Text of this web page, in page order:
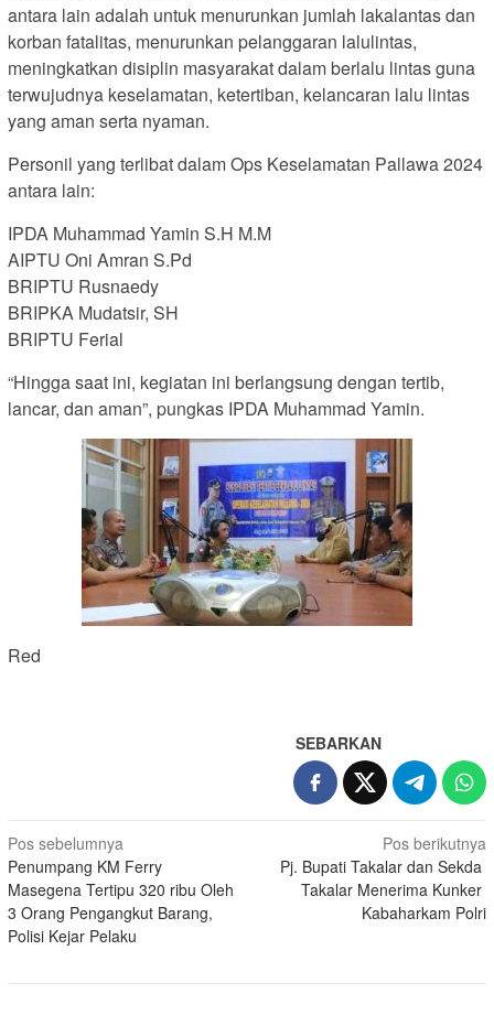
antara lain adalah untuk menurunkan jumlah lakalantas dan
korban fatalitas, menurunkan pelanggaran lalulintas,
meningkatkan disiplin masyarakat dalam berlalu lintas guna
terwujudnya keselamatan, ketertiban, kelancaran lalu lintas
yang aman serta nyaman.
Personil yang terlibat dalam Ops Keselamatan Pallawa 2024
antara lain:
IPDA Muhammad Yamin S.H M.M
AIPTU Oni Amran S.Pd
BRIPTU Rusnaedy
BRIPKA Mudatsir, SH
BRIPTU Ferial
“Hingga saat ini, kegiatan ini berlangsung dengan tertib,
lancar, dan aman”, pungkas IPDA Muhammad Yamin.
Red
SEBARKAN
Navigasi
pos
Pos sebelumnya
Penumpang KM Ferry
Masegena Tertipu 320 ribu Oleh
3 Orang Pengangkut Barang,
Polisi Kejar Pelaku
Pos berikutnya
Pj. Bupati Takalar dan Sekda
Takalar Menerima Kunker
Kabaharkam Polri